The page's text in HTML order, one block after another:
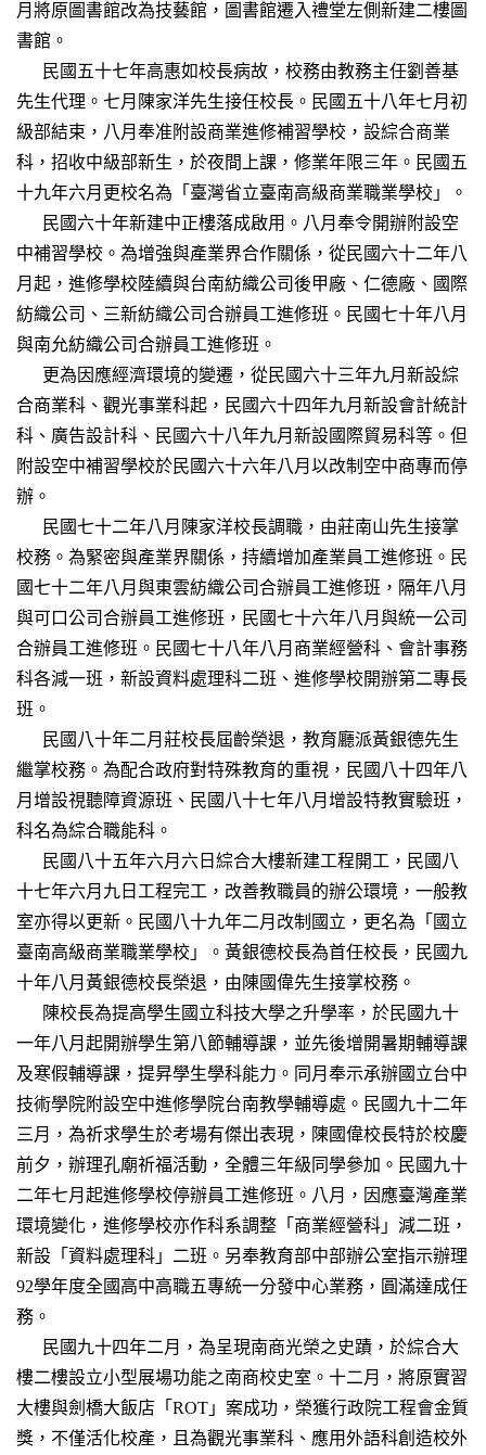
月將原圖書館改為技藝館，圖書館遷入禮堂左側新建二樓圖
書館。
民國五十七年高惠如校長病故，校務由教務主任劉善基
先生代理。七月陳家洋先生接任校長。民國五十八年七月初
級部結束，八月奉准附設商業進修補習學校，設綜合商業
科，招收中級部新生，於夜間上課，修業年限三年。民國五
十九年六月更校名為「臺灣省立臺南高級商業職業學校」。
民國六十年新建中正樓落成啟用。八月奉令開辦附設空
中補習學校。為增強與產業界合作關係，從民國六十二年八
月起，進修學校陸續與台南紡織公司後甲廠、仁德廠、國際
紡織公司、三新紡織公司合辦員工進修班。民國七十年八月
與南允紡織公司合辦員工進修班。
更為因應經濟環境的變遷，從民國六十三年九月新設綜
合商業科、觀光事業科起，民國六十四年九月新設會計統計
科、廣告設計科、民國六十八年九月新設國際貿易科等。但
附設空中補習學校於民國六十六年八月以改制空中商專而停
辦。
民國七十二年八月陳家洋校長調職，由莊南山先生接掌
校務。為緊密與產業界關係，持續增加產業員工進修班。民
國七十二年八月與東雲紡織公司合辦員工進修班，隔年八月
與可口公司合辦員工進修班，民國七十六年八月與統一公司
合辦員工進修班。民國七十八年八月商業經營科、會計事務
科各減一班，新設資料處理科二班、進修學校開辦第二專長
班。
民國八十年二月莊校長屆齡榮退，教育廳派黃銀德先生
繼掌校務。為配合政府對特殊教育的重視，民國八十四年八
月增設視聽障資源班、民國八十七年八月增設特教實驗班，
科名為綜合職能科。
民國八十五年六月六日綜合大樓新建工程開工，民國八
十七年六月九日工程完工，改善教職員的辦公環境，一般教
室亦得以更新。民國八十九年二月改制國立，更名為「國立
臺南高級商業職業學校」。黃銀德校長為首任校長，民國九
十年八月黃銀德校長榮退，由陳國偉先生接掌校務。
陳校長為提高學生國立科技大學之升學率，於民國九十
一年八月起開辦學生第八節輔導課，並先後增開暑期輔導課
及寒假輔導課，提昇學生學科能力。同月奉示承辦國立台中
技術學院附設空中進修學院台南教學輔導處。民國九十二年
三月，為祈求學生於考場有傑出表現，陳國偉校長特於校慶
前夕，辦理孔廟祈福活動，全體三年級同學參加。民國九十
二年七月起進修學校停辦員工進修班。八月，因應臺灣產業
環境變化，進修學校亦作科系調整「商業經營科」減二班，
新設「資料處理科」二班。另奉教育部中部辦公室指示辦理
92學年度全國高中高職五專統一分發中心業務，圓滿達成任
務。
民國九十四年二月，為呈現南商光榮之史蹟，於綜合大
樓二樓設立小型展場功能之南商校史室。十二月，將原實習
大樓與劍橋大飯店「ROT」案成功，榮獲行政院工程會金質
獎，不僅活化校產，且為觀光事業科、應用外語科創造校外